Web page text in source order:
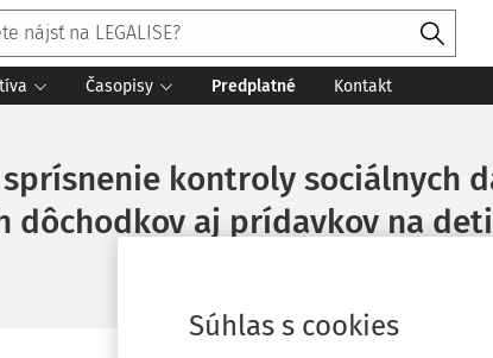
Časopisy Predplatné Kontakt
kontroly sociálnych
aj prídavkov na deti
Súhlas s cookies